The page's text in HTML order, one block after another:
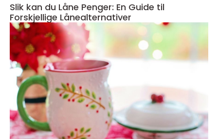
Slik kan du Låne Penger: En Guide til
Forskjellige Lånealternativer